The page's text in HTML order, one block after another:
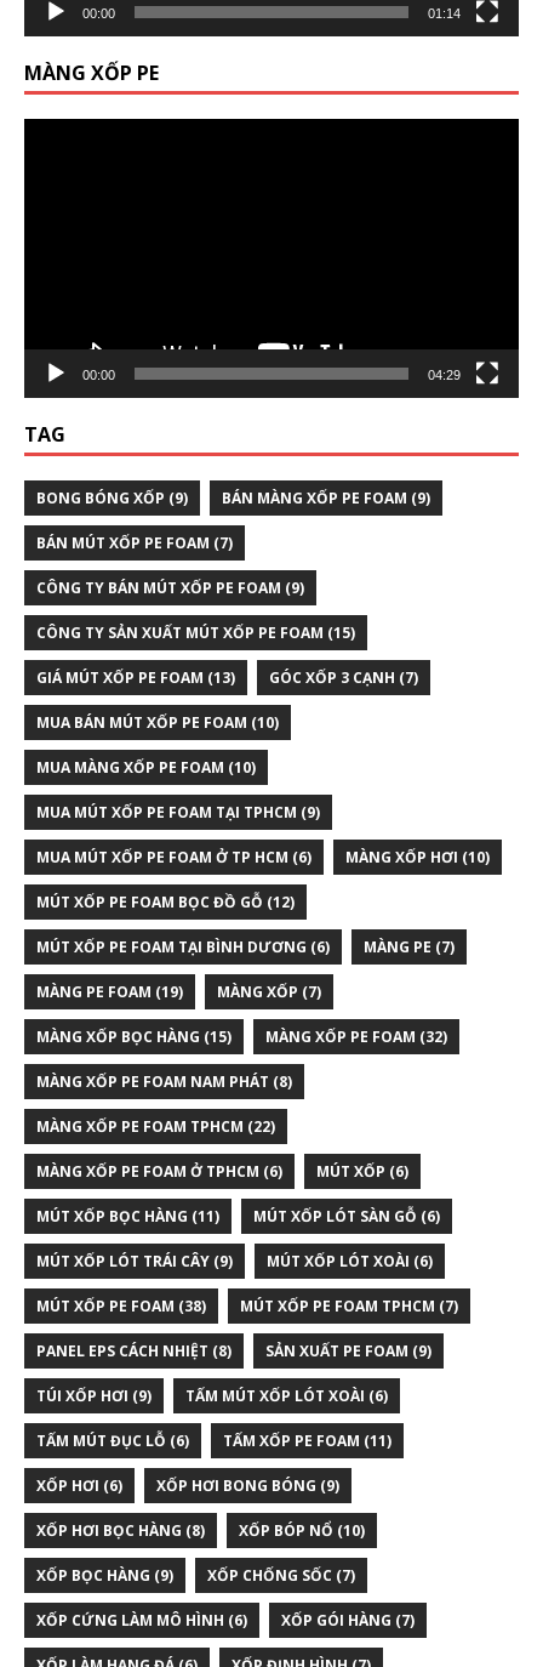
00:00 01:14
MÀNG XỐP PE
00:00 04:29
TAG
BONG BÓNG XỐP (9) BÁN MÀNG XỐP PE FOAM (9)
BÁN MÚT XỐP PE FOAM (7)
CÔNG TY BÁN MÚT XỐP PE FOAM (9)
CÔNG TY SẢN XUẤT MÚT XỐP PE FOAM (15)
GIÁ MÚT XỐP PE FOAM (13) GÓC XỐP 3 CẠNH (7)
MUA BÁN MÚT XỐP PE FOAM (10)
MUA MÀNG XỐP PE FOAM (10)
MUA MÚT XỐP PE FOAM TẠI TPHCM (9)
MUA MÚT XỐP PE FOAM Ở TP HCM (6) MÀNG XỐP HƠI (10)
MÚT XỐP PE FOAM BỌC ĐỒ GỖ (12)
MÚT XỐP PE FOAM TẠI BÌNH DƯƠNG (6) MÀNG PE (7)
MÀNG PE FOAM (19) MÀNG XỐP (7)
MÀNG XỐP BỌC HÀNG (15) MÀNG XỐP PE FOAM (32)
MÀNG XỐP PE FOAM NAM PHÁT (8)
MÀNG XỐP PE FOAM TPHCM (22)
MÀNG XỐP PE FOAM Ở TPHCM (6) MÚT XỐP (6)
MÚT XỐP BỌC HÀNG (11) MÚT XỐP LÓT SÀN GỖ (6)
MÚT XỐP LÓT TRÁI CÂY (9) MÚT XỐP LÓT XOÀI (6)
MÚT XỐP PE FOAM (38) MÚT XỐP PE FOAM TPHCM (7)
PANEL EPS CÁCH NHIỆT (8) SẢN XUẤT PE FOAM (9)
TÚI XỐP HƠI (9) TẤM MÚT XỐP LÓT XOÀI (6)
TẤM MÚT ĐỤC LỖ (6) TẤM XỐP PE FOAM (11)
XỐP HƠI (6) XỐP HƠI BONG BÓNG (9)
XỐP HƠI BỌC HÀNG (8) XỐP BÓP NỔ (10)
XỐP BỌC HÀNG (9) XỐP CHỐNG SỐC (7)
XỐP CỨNG LÀM MÔ HÌNH (6) XỐP GÓI HÀNG (7)